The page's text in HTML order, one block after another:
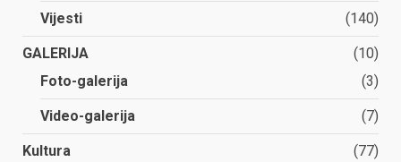
Vijesti (140)
GALERIJA
(10)
Foto-galerija
(3)
Video-galerija (7)
Kultura (77)